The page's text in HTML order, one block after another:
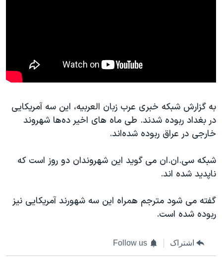
به گزارش شبکه خبری عرب زبان العربیه، این سه آمریکایی
در بغداد ربوده شدند. طی ماه های اخیر ده‌ها شهروند
خارجی در عراق ربوده شده‌اند.
شبکه سی‌.ان‌.ان می گوید این شهروندان دو روز است که
ناپدید شده اند.
گفته می شود مترجم همراه این سه شهورند آمریکایی نیز
ربوده شده است.
اشتراک Follow us